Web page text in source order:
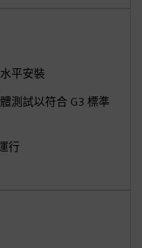
平安裝
測試以符合 G3 標準
行